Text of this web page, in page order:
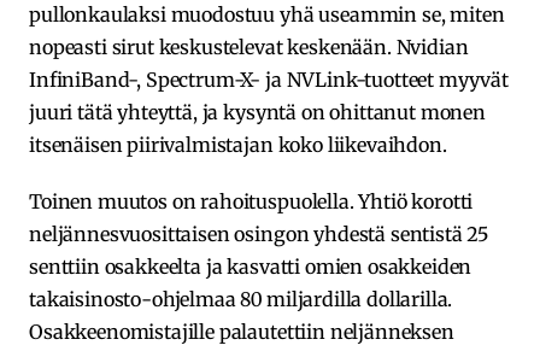
pullonkaulaksi muodostuu yhä useammin se, miten
nopeasti sirut keskustelevat keskenään. Nvidian
InfiniBand-, Spectrum-X- ja NVLink-tuotteet myyvät
juuri tätä yhteyttä, ja kysyntä on ohittanut monen
itsenäisen piirivalmistajan koko liikevaihdon.
Toinen muutos on rahoituspuolella. Yhtiö korotti
neljännesvuosittaisen osingon yhdestä sentistä 25
senttiin osakkeelta ja kasvatti omien osakkeiden
takaisinosto-ohjelmaa 80 miljardilla dollarilla.
Osakkeenomistajille palautettiin neljänneksen